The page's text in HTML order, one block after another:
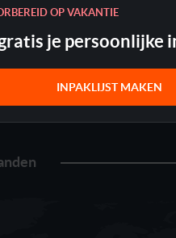
OP VAKANTIE
je persoonlijke
INPAKLIJST MAKEN